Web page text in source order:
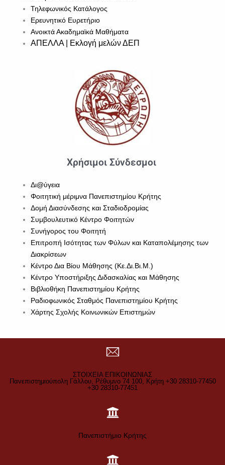
Τηλεφωνικός Κατάλογος
Ερευνητικό Ευρετήριο
Ανοικτά Ακαδημαϊκά Μαθήματα
ΑΠΕΛΛΑ | Εκλογή μελών ΔΕΠ
Χρήσιμοι Σύνδεσμοι
Δι@ύγεια
Φοιτητική μέριμνα Πανεπιστημίου Κρήτης
Δομή Διασύνδεσης και Σταδιοδρομίας
Συμβουλευτικό Κέντρο Φοιτητών
Συνήγορος του Φοιτητή
Επιτροπή Ισότητας των Φύλων και Καταπολέμησης των
Διακρίσεων
Κέντρο Δια Βίου Μάθησης (Κε.Δι.Βι.Μ.)
Κέντρο Υποστήριξης Διδασκαλίας και Μάθησης
Βιβλιοθήκη Πανεπιστημίου Κρήτης
Ραδιοφωνικός Σταθμός Πανεπιστημίου Κρήτης
Χάρτης Σχολής Κοινωνικών Επιστημών
ΣΤΟΙΧΕΙΑ ΕΠΙΚΟΙΝΩΝΙΑΣ
Πανεπιστημιούπολη Γάλλου, Ρέθυμνο 74 100, Κρήτη +30 28310-77450
+30 28310-77451
Πανεπιστήμιο Κρήτης